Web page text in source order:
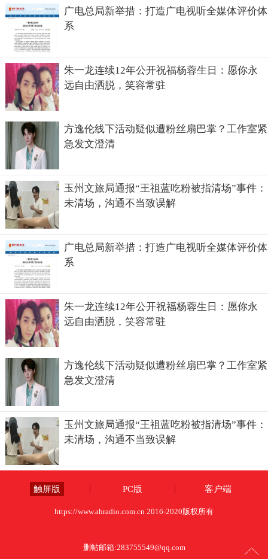
广电总局新举措：打造广电视听全媒体评价体
系
朱一龙连续12年公开祝福杨蓉生日：愿你永
远自由洒脱，笑容常驻
方逸伦线下活动疑似遭粉丝扇巴掌？工作室紧
急发文澄清
玉州文旅局通报“王祖蓝吃粉被指清场”事件：
未清场，沟通不当致误解
广电总局新举措：打造广电视听全媒体评价体
系
朱一龙连续12年公开祝福杨蓉生日：愿你永
远自由洒脱，笑容常驻
方逸伦线下活动疑似遭粉丝扇巴掌？工作室紧
急发文澄清
玉州文旅局通报“王祖蓝吃粉被指清场”事件：
未清场，沟通不当致误解
触屏版 PC版 客户端
https://www.ahradio.com.cn 2016-2020版权所有
删帖邮箱:283755549@qq.com